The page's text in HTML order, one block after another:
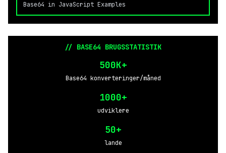
Base64 in JavaScript Examples
// BASE64 BRUGSSTATISTIK
500K+
Base64 konverteringer/måned
1000+
udviklere
50+
lande